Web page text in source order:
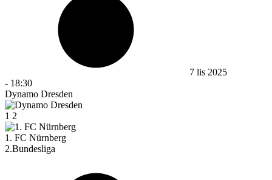
7 lis 2025
- 18:30
Dynamo Dresden
1 2
1. FC Nürnberg
2.Bundesliga